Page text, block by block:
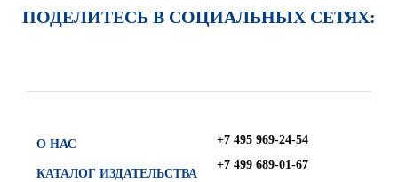
ПОДЕЛИТЕСЬ В СОЦИАЛЬНЫХ СЕТЯХ:
О НАС
КАТАЛОГ ИЗДАТЕЛЬСТВА
+7 495 969-24-54
+7 499 689-01-67